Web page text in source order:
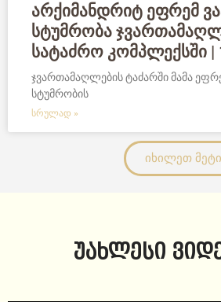
არქიმანდრიტ ეფრემ
სტუმრობა
სატაძრო კომპლექსში |
ჯვართამაღლების ტაძარში მამა
სტუმრობის
ᲡᲠᲣᲚᲐᲓ »
იხილეთ მეტი
უახლესი